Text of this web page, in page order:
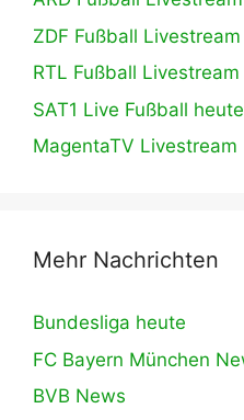
ZDF Fußball Livestream
RTL Fußball Livestream
SAT1 Live Fußball
MagentaTV Livestream
Mehr Nachrichten
Bundesliga heute
FC Bayern München
BVB News